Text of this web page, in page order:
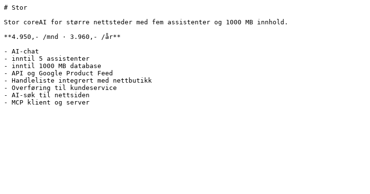
# Stor
Stor coreAI for større nettsteder med fem assistenter og 1000 MB innhold.
**4.950,- /mnd · 3.960,- /år**
- AI-chat
- inntil 5 assistenter
- inntil 1000 MB database
- API og Google Product Feed
- Handleliste integrert med nettbutikk
- Overføring til kundeservice
- AI-søk til nettsiden
- MCP klient og server